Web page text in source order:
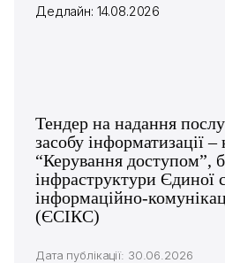
Дедлайн: 14.08.2026
Тендер на надання
засобу інформатизації
“Керування доступом”,
інфраструктури Єдиної
інформаційно-
(ЄСІКС)
Дата публікації: 30.06.2026